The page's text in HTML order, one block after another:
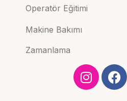
Operatör Eğitimi
Makine Bakımı
Zamanlama